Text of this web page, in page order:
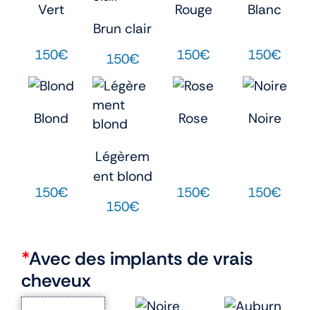
Vert
150€
Brun clair
150€
Rouge
150€
Blanc
150€
Blond
150€
Légèrem
ent blond
150€
Rose
150€
Noire
150€
*Avec des implants de vrais
cheveux